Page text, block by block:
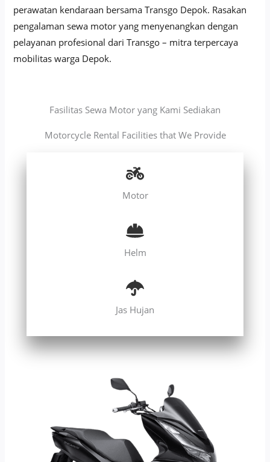
perawatan kendaraan bersama Transgo Depok. Rasakan
pengalaman sewa motor yang menyenangkan dengan
pelayanan profesional dari Transgo – mitra terpercaya
mobilitas warga Depok.
Fasilitas Sewa Motor yang Kami Sediakan
Motorcycle Rental Facilities that We Provide
Motor
Helm
Jas Hujan